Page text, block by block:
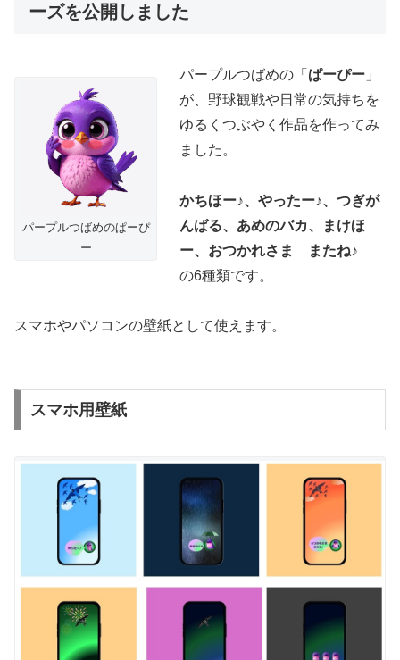
ーズを公開しました
パープルつばめのぱーぴ
ー
パープルつばめの「 ぱーぴー 」
が、野球観戦や日常の気持ちを
ゆるくつぶやく作品を作ってみ
ました。
かちほー♪、やったー♪、つぎが
んばる、あめのバカ、まけほ
ー、おつかれさま またね♪
の6種類です。
スマホやパソコンの壁紙として使えます。
スマホ用壁紙